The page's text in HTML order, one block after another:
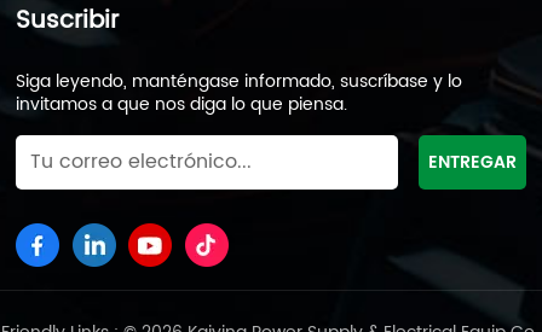
Suscribir
Siga leyendo, manténgase informado, suscríbase y lo
invitamos a que nos diga lo que piensa.